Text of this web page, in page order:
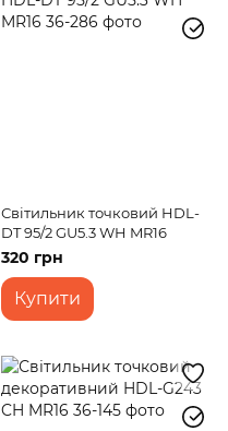
Світильник точковий HDL-
DT 95/2 GU5.3 WH MR16
320 грн
Купити